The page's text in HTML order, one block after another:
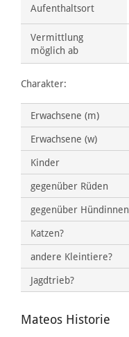
Aufenthaltsort
Vermittlung
möglich ab
Charakter:
Erwachsene (m)
Erwachsene (w)
Kinder
gegenüber Rüden
gegenüber Hündinnen
Katzen?
andere Kleintiere?
Jagdtrieb?
Mateos Historie